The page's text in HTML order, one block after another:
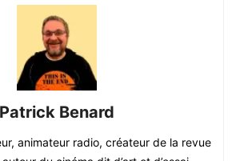
Patrick Benard
animateur radio, créateur de la revue